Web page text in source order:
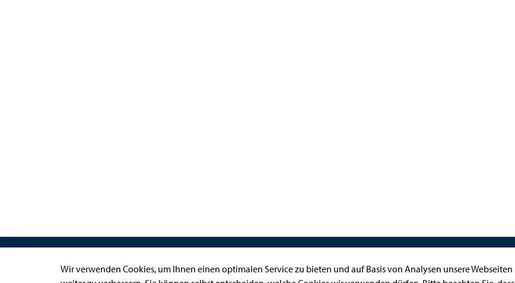
Links Kontakt
Wir verwenden Cookies, um Ihnen einen optimalen Service zu bieten und auf Basis von Analysen unsere Webseiten